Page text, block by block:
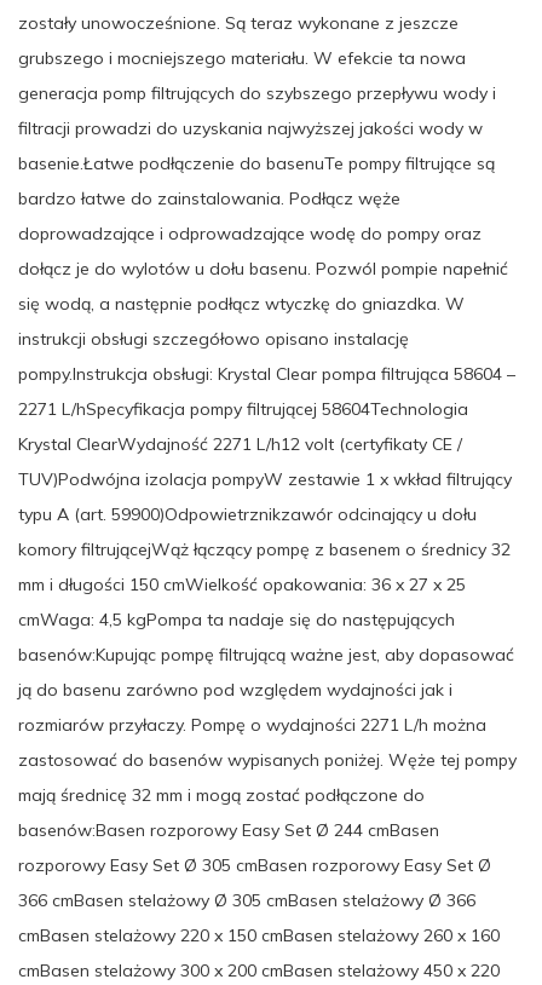
zostały unowocześnione. Są teraz wykonane z jeszcze
grubszego i mocniejszego materiału. W efekcie ta nowa
generacja pomp filtrujących do szybszego przepływu wody i
filtracji prowadzi do uzyskania najwyższej jakości wody w
basenie.Łatwe podłączenie do basenuTe pompy filtrujące są
bardzo łatwe do zainstalowania. Podłącz węże
doprowadzające i odprowadzające wodę do pompy oraz
dołącz je do wylotów u dołu basenu. Pozwól pompie napełnić
się wodą, a następnie podłącz wtyczkę do gniazdka. W
instrukcji obsługi szczegółowo opisano instalację
pompy.Instrukcja obsługi: Krystal Clear pompa filtrująca 58604 –
2271 L/hSpecyfikacja pompy filtrującej 58604Technologia
Krystal ClearWydajność 2271 L/h12 volt (certyfikaty CE /
TUV)Podwójna izolacja pompyW zestawie 1 x wkład filtrujący
typu A (art. 59900)Odpowietrznikzawór odcinający u dołu
komory filtrującejWąż łączący pompę z basenem o średnicy 32
mm i długości 150 cmWielkość opakowania: 36 x 27 x 25
cmWaga: 4,5 kgPompa ta nadaje się do następujących
basenów:Kupując pompę filtrującą ważne jest, aby dopasować
ją do basenu zarówno pod względem wydajności jak i
rozmiarów przyłaczy. Pompę o wydajności 2271 L/h można
zastosować do basenów wypisanych poniżej. Węże tej pompy
mają średnicę 32 mm i mogą zostać podłączone do
basenów:Basen rozporowy Easy Set Ø 244 cmBasen
rozporowy Easy Set Ø 305 cmBasen rozporowy Easy Set Ø
366 cmBasen stelażowy Ø 305 cmBasen stelażowy Ø 366
cmBasen stelażowy 220 x 150 cmBasen stelażowy 260 x 160
cmBasen stelażowy 300 x 200 cmBasen stelażowy 450 x 220